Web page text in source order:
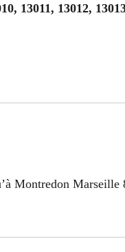
13011, 13012,
Montredon